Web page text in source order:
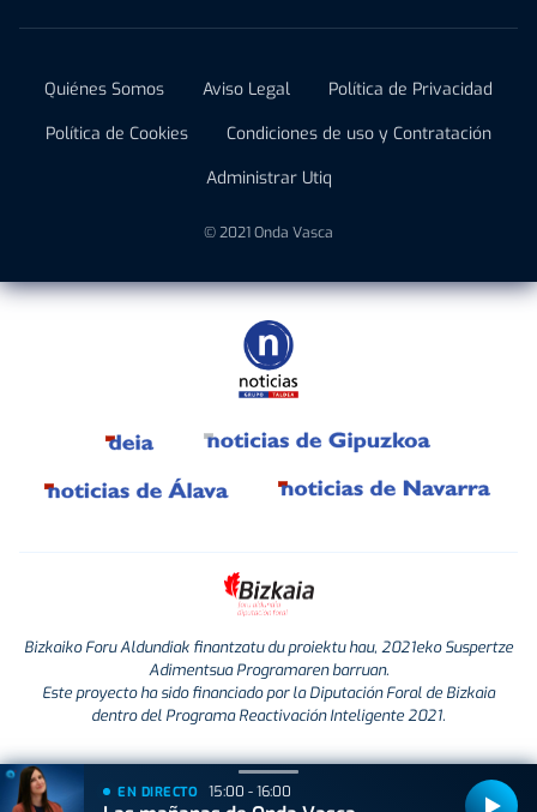
Quiénes Somos Aviso Legal
Política de Privacidad
Política de Cookies
Condiciones de uso y Contratación
Administrar Utiq
© 2021 Onda Vasca
Bizkaiko Foru Aldundiak finantzatu du proiektu hau, 2021eko Suspertze
Adimentsua Programaren barruan.
Este proyecto ha sido financiado por la Diputación Foral de Bizkaia
dentro del Programa Reactivación Inteligente 2021.
EN DIRECTO 15:00 - 16:00